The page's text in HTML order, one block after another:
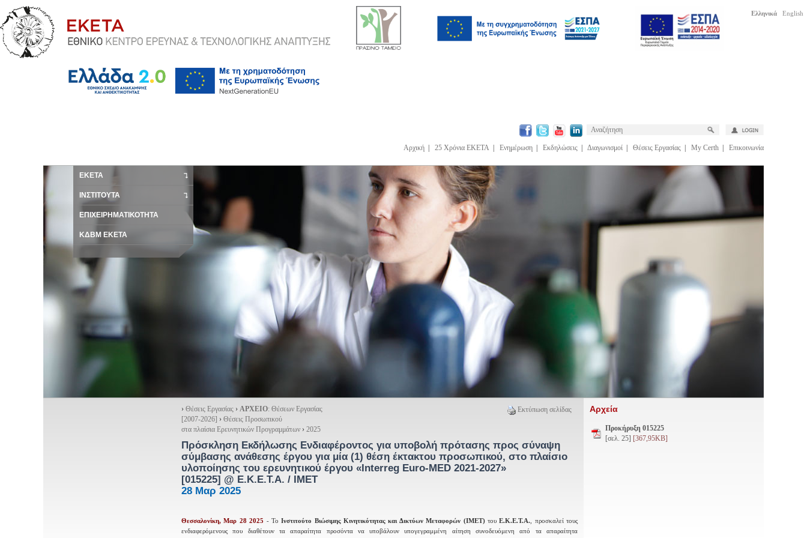
Ελληνικά English
Αρχική 25 Χρόνια ΕΚΕΤΑ Ενημέρωση Εκδηλώσεις Διαγωνισμοί Θέσεις Εργασίας My Certh Επικοινωνία
ΕΚΕΤΑ
ΙΝΣΤΙΤΟΥΤΑ
ΕΠΙΧΕΙΡΗΜΑΤΙΚΟΤΗΤΑ
ΚΔΒΜ ΕΚΕΤΑ
Εκτύπωση σελίδας
› Θέσεις Εργασίας › ΑΡΧΕΙΟ: Θέσεων Εργασίας
[2007-2026] › Θέσεις Προσωπικού
στα πλαίσια Ερευνητικών Προγραμμάτων › 2025
Πρόσκληση Εκδήλωσης Ενδιαφέροντος για υποβολή πρότασης προς σύναψη
σύμβασης ανάθεσης έργου για μία (1) θέση έκτακτου προσωπικού, στο πλαίσιο
υλοποίησης του ερευνητικού έργου «Interreg Euro-MED 2021-2027»
[015225] @ Ε.Κ.Ε.Τ.Α. / ΙΜΕΤ
28 Μαρ 2025
Θεσσαλονίκη, Μαρ 28 2025 - ΤοΙνστιτούτο Βιώσιμης Κινητικότητας και Δικτύων Μεταφορών (ΙΜΕΤ)τουΕ.Κ.Ε.Τ.Α. , προσκαλεί τους
ενδιαφερόμενους που διαθέτουν τα απαραίτητα προσόντα να υποβάλουν υπογεγραμμένη αίτηση συνοδευόμενη από τα απαραίτητα
Αρχεία
Προκήρυξη 015225
[σελ. 25] [367,95KB]